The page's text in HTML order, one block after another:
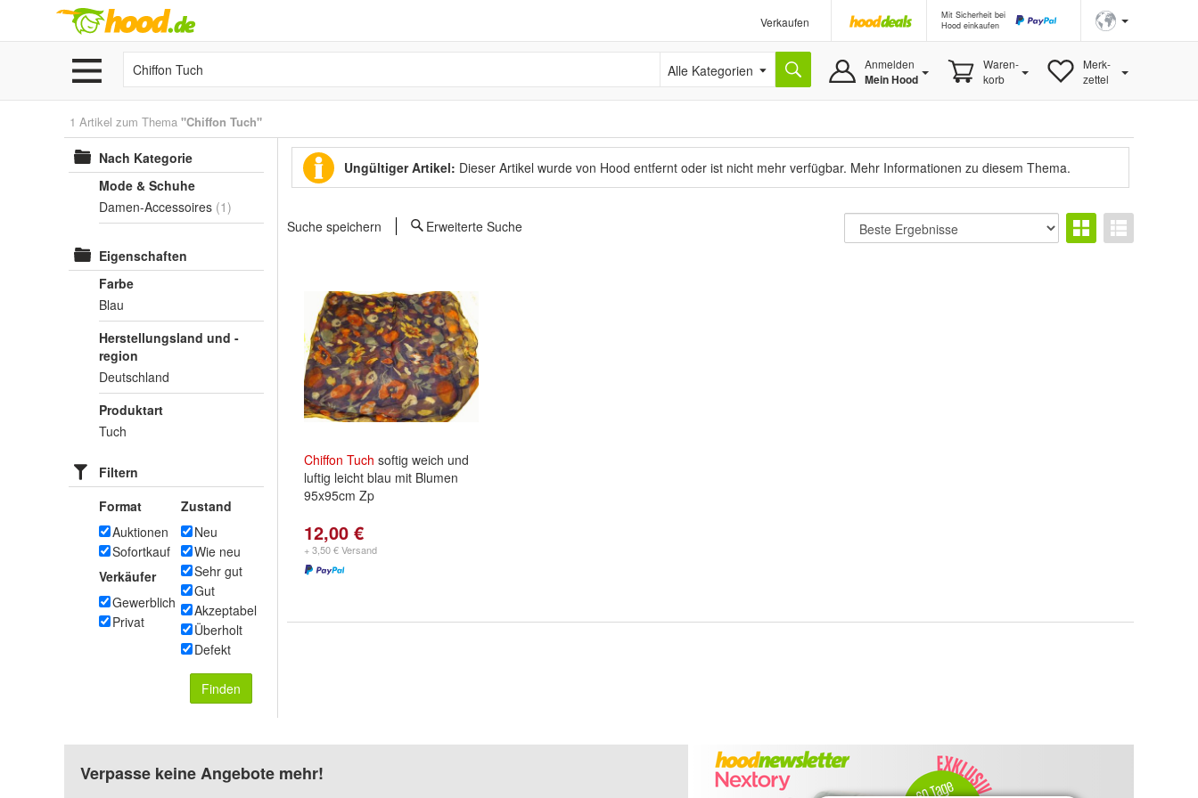
Verkaufen
Mit Sicherheit bei
Hood einkaufen
Alle Kategorien Anmelden
Mein Hood
Waren-
korb
Merk-
zettel
1 Artikel zum Thema "Chiffon Tuch"
Nach Kategorie
Mode & Schuhe
Damen-Accessoires (1)
Eigenschaften
Farbe
Blau
Herstellungsland und -
region
Deutschland
Produktart
Tuch
Filtern
Format
Auktionen
Sofortkauf
Verkäufer
Gewerblich
Privat
Zustand
Neu
Wie neu
Sehr gut
Gut
Akzeptabel
Überholt
Defekt
Finden
Ungültiger Artikel: Dieser Artikel wurde von Hood entfernt oder ist nicht mehr verfügbar. Mehr Informationen zu diesem Thema.
Suche speichern Erweiterte Suche
Chiffon Tuch softig weich und
luftig leicht blau mit Blumen
95x95cm Zp
12,00 €
+ 3,50 € Versand
Verpasse keine Angebote mehr!